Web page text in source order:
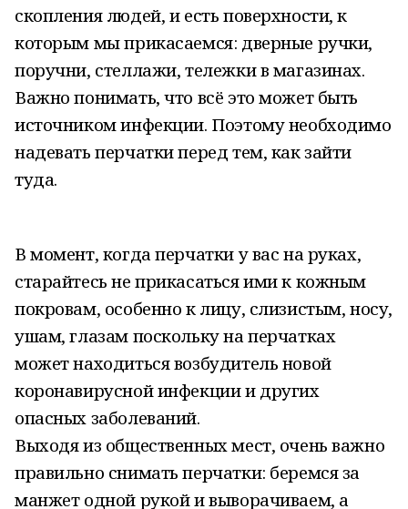
скопления людей, и есть поверхности, к
которым мы прикасаемся: дверные ручки,
поручни, стеллажи, тележки в магазинах.
Важно понимать, что всё это может быть
источником инфекции. Поэтому необходимо
надевать перчатки перед тем, как зайти
туда.
В момент, когда перчатки у вас на руках,
старайтесь не прикасаться ими к кожным
покровам, особенно к лицу, слизистым, носу,
ушам, глазам поскольку на перчатках
может находиться возбудитель новой
коронавирусной инфекции и других
опасных заболеваний.
Выходя из общественных мест, очень важно
правильно снимать перчатки: беремся за
манжет одной рукой и выворачиваем, а